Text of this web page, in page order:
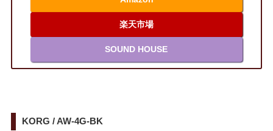
楽天市場
SOUND HOUSE
KORG / AW-4G-BK